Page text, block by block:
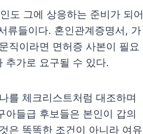
도 그에 상응하는 준비가 되어
류들이다. 혼인관계증명서, 가
직이라면 면허증 사본이 필요
추가로 요구될 수 있다.
를 체크리스트처럼 대조하며
아들급 후보들은 본인이 갑의
은 똑똑한 조건이 아니라 여유